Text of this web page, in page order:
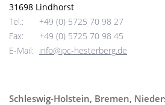
31698 Lindhorst
Tel.:
+49 (0) 5725 70 98 27
Fax:
+49 (0) 5725 70 98 45
E-Mail: info@ipc-hesterberg.de
Schleswig-Holstein, Bremen,